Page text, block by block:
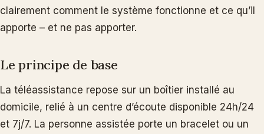
clairement comment le système fonctionne et ce qu’il
apporte – et ne pas apporter.
Le principe de base
La téléassistance repose sur un boîtier installé au
domicile, relié à un centre d’écoute disponible 24h/24
et 7j/7. La personne assistée porte un bracelet ou un